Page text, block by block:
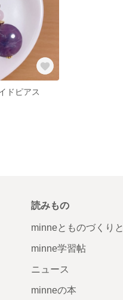
ドピアス
読みもの
minneとものづくりと
minne学習帖
ニュース
minneの本